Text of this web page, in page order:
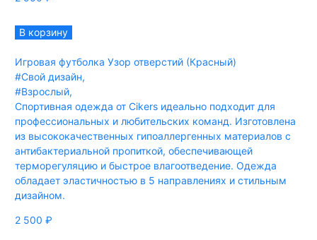
В корзину
Игровая футболка Узор отверстий (Красный)
#Свой дизайн,
#Взрослый,
Спортивная одежда от Cikers идеально подходит для
профессиональных и любительских команд. Изготовлена
из высококачественных гипоаллергенных материалов с
антибактериальной пропиткой, обеспечивающей
терморегуляцию и быстрое влагоотведение. Одежда
обладает эластичностью в 5 направлениях и стильным
дизайном.
2 500 ₽